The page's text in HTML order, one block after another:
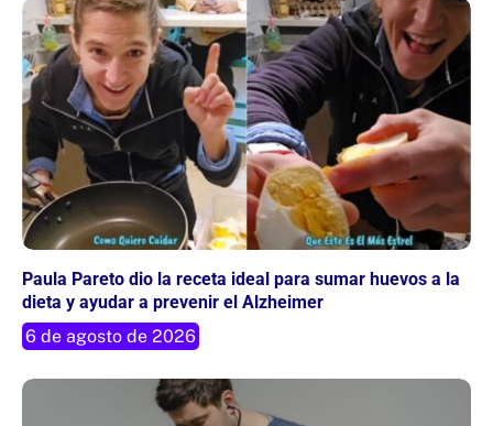
Paula Pareto dio la receta ideal para sumar huevos a la
dieta y ayudar a prevenir el Alzheimer
6 de agosto de 2026